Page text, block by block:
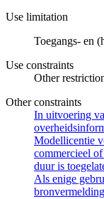
Use limitation
Toegangs- en
Use constraints
Other
Other constraints
In uitvoering
Modellicentie
commercieel
duur is
Als enige